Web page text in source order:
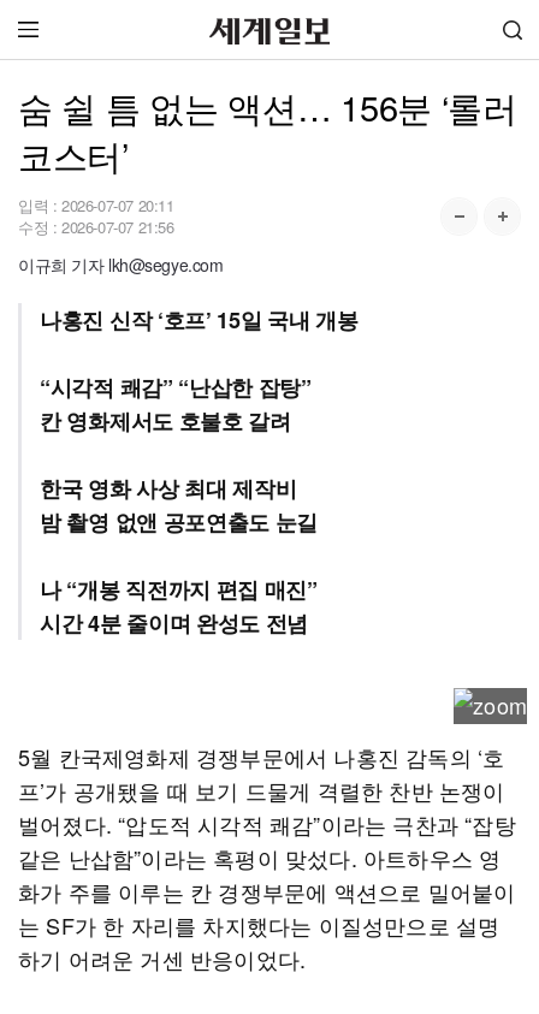
숨 쉴 틈 없는 액션… 156분 ‘롤러
코스터’
입력 : 2026-07-07 20:11
수정 : 2026-07-07 21:56
이규희 기자 lkh@segye.com
나홍진 신작 ‘호프’ 15일 국내 개봉
“시각적 쾌감” “난삽한 잡탕”
칸 영화제서도 호불호 갈려
한국 영화 사상 최대 제작비
밤 촬영 없앤 공포연출도 눈길
나 “개봉 직전까지 편집 매진”
시간 4분 줄이며 완성도 전념
5월 칸국제영화제 경쟁부문에서 나홍진 감독의 ‘호
프’가 공개됐을 때 보기 드물게 격렬한 찬반 논쟁이
벌어졌다. “압도적 시각적 쾌감”이라는 극찬과 “잡탕
같은 난삽함”이라는 혹평이 맞섰다. 아트하우스 영
화가 주를 이루는 칸 경쟁부문에 액션으로 밀어붙이
는 SF가 한 자리를 차지했다는 이질성만으로 설명
하기 어려운 거센 반응이었다.